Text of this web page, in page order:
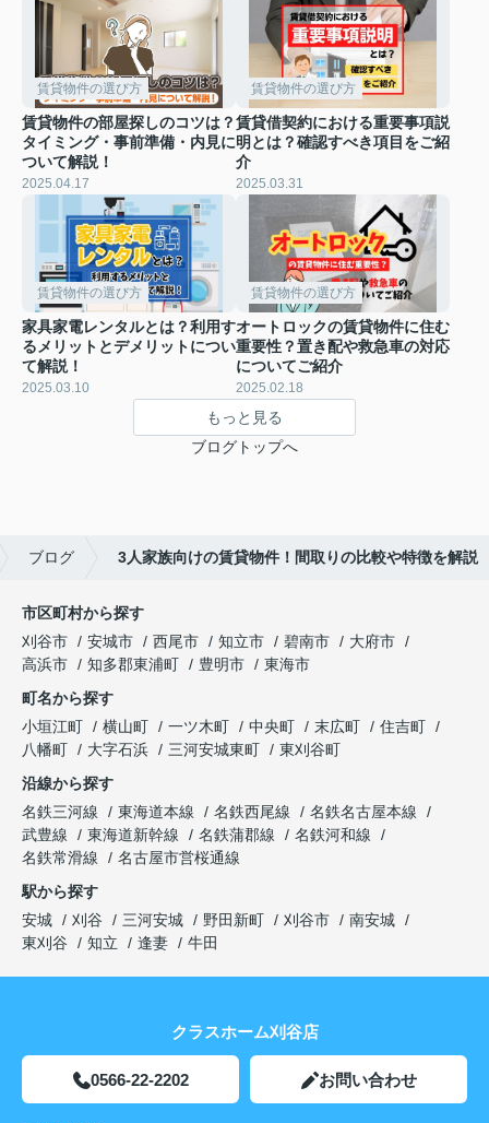
賃貸物件の選び方
賃貸物件の部屋探しのコツは？
タイミング・事前準備・内見に
ついて解説！
2025.04.17
賃貸物件の選び方
賃貸借契約における重要事項説
明とは？確認すべき項目をご紹
介
2025.03.31
賃貸物件の選び方
家具家電レンタルとは？利用す
るメリットとデメリットについ
て解説！
2025.03.10
賃貸物件の選び方
オートロックの賃貸物件に住む
重要性？置き配や救急車の対応
についてご紹介
2025.02.18
もっと見る
ブログトップへ
ブログ 3人家族向けの賃貸物件！間取りの比較や特徴を解説
市区町村から探す
刈谷市
安城市 西尾市 知立市 碧南市
大府市
高浜市
知多郡東浦町 豊明市
東海市
町名から探す
小垣江町
横山町 一ツ木町 中央町 末広町
住吉町
八幡町
大字石浜 三河安城東町
東刈谷町
沿線から探す
名鉄三河線
東海道本線 名鉄西尾線
名鉄名古屋本線
武豊線
東海道新幹線 名鉄蒲郡線
名鉄河和線
名鉄常滑線
名古屋市営桜通線
駅から探す
安城
刈谷 三河安城 野田新町 刈谷市
南安城
東刈谷
知立 逢妻 牛田
クラスホーム刈谷店
0566-22-2202 お問い合わせ